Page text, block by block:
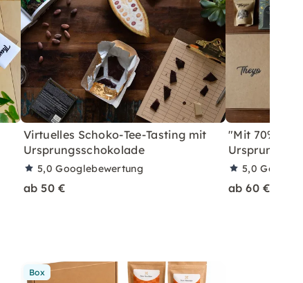
Virtuelles Schoko-Tee-Tasting mit
Ursprungsschokolade
5,0Googlebewertung
ab 50 €
"Mit 70% um
5,0
ab 60 €
Box